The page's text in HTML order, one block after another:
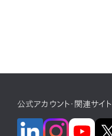
公式アカウント・関連サイト